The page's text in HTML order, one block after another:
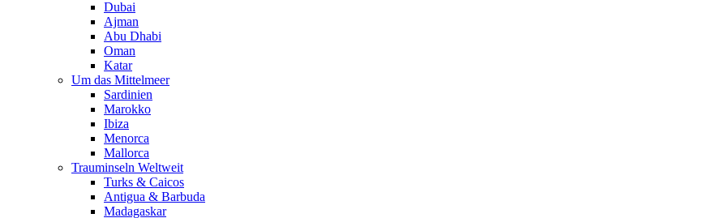
Dubai
Ajman
Abu Dhabi
Oman
Katar
Um das Mittelmeer
Sardinien
Marokko
Ibiza
Menorca
Mallorca
Trauminseln Weltweit
Turks & Caicos
Antigua & Barbuda
Madagaskar